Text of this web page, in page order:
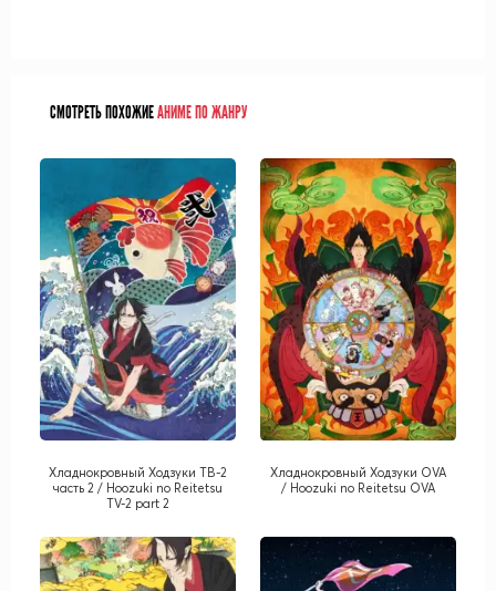
СМОТРЕТЬ ПОХОЖИЕАНИМЕ ПО ЖАНРУ
Хладнокровный Ходзуки ТВ-2
часть 2 / Hoozuki no Reitetsu
TV-2 part 2
Хладнокровный Ходзуки OVA
/ Hoozuki no Reitetsu OVA